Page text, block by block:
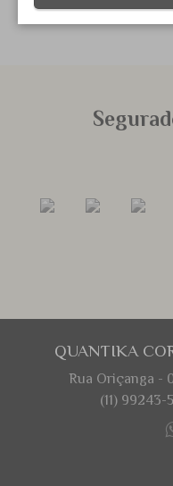
QUANTIKA
Rua Oriçanga -
(11) 99243-